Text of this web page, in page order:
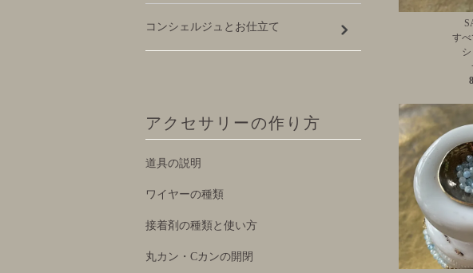
す
コンシェルジュとお仕立て
アクセサリーの作り方
道具の説明
ワイヤーの種類
接着剤の種類と使い方
丸カン・Cカンの開閉